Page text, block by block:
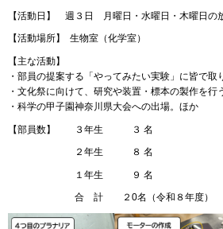
【活動日】 週３日 月曜日・水曜日・木曜日の
【活動場所】 生物室（化学室）
【主な活動】
・部員の提案する「やってみたい実験」に皆で取
・文化祭に向けて、研究や装置・標本の製作を行
・科学の甲子園神奈川県大会への出場。ほか
【部員数】 ３年生 ３ 名
２年生 ８ 名
１年生 ９ 名
合 計 ２0名（令和８年度）